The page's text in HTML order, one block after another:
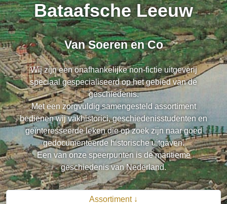
Bataafsche Leeuw
Van Soeren en Co
Wij zijn een onafhankelijke non-fictie uitgeverij
speciaal gespecialiseerd op het gebied van de
geschiedenis.
Met een zorgvuldig samengesteld assortiment
bedienen wij vakhistorici, geschiedenisstudenten en
geïnteresseerde leken die op zoek zijn naar goed
gedocumenteerde historische uitgaven.
Een van onze speerpunten is de maritieme
geschiedenis van Nederland.
Assortiment ↓